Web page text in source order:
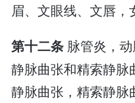
眉、文眼线、文唇，
第十二条 脉管炎，
静脉曲张和精索静脉
静脉曲张，精索静脉